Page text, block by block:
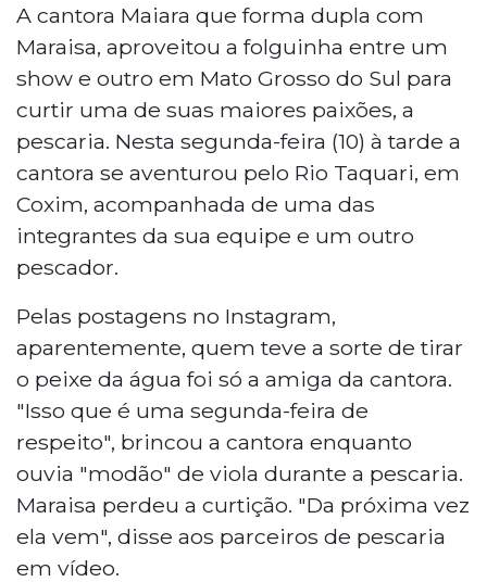
A cantora Maiara que forma dupla com
Maraisa, aproveitou a folguinha entre um
show e outro em Mato Grosso do Sul para
curtir uma de suas maiores paixões, a
pescaria. Nesta segunda-feira (10) à tarde a
cantora se aventurou pelo Rio Taquari, em
Coxim, acompanhada de uma das
integrantes da sua equipe e um outro
pescador.
Pelas postagens no Instagram,
aparentemente, quem teve a sorte de tirar
o peixe da água foi só a amiga da cantora.
"Isso que é uma segunda-feira de
respeito", brincou a cantora enquanto
ouvia "modão" de viola durante a pescaria.
Maraisa perdeu a curtição. "Da próxima vez
ela vem", disse aos parceiros de pescaria
em vídeo.